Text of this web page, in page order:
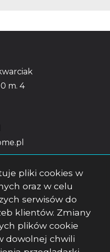
m. 4
pliki cookies w
oraz w celu
serwisów do
klientów. Zmiany
plików cookie
dowolnej chwili